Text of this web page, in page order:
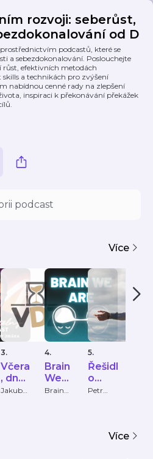
rozvoji: seberůst,
od D
podcastů, které se
a sebezdokonalování. Poslouchejte
růst, efektivních metodách
a technikách pro zvýšení
nabídnou cenné rady na zlepšení
inspiraci k překonávání překážek
Více
3.
Včera
, dnes
a zítra
Jakub
4.
Brain
We
Are
Brain
5.
Řešidl
o
FirstC
Petr
Více